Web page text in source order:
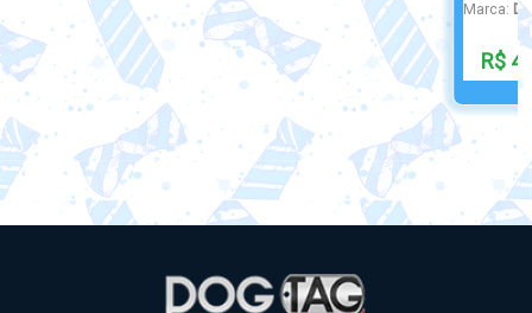
DogTagClan
R$ 49,00
DogTagClan
R$ 49,90